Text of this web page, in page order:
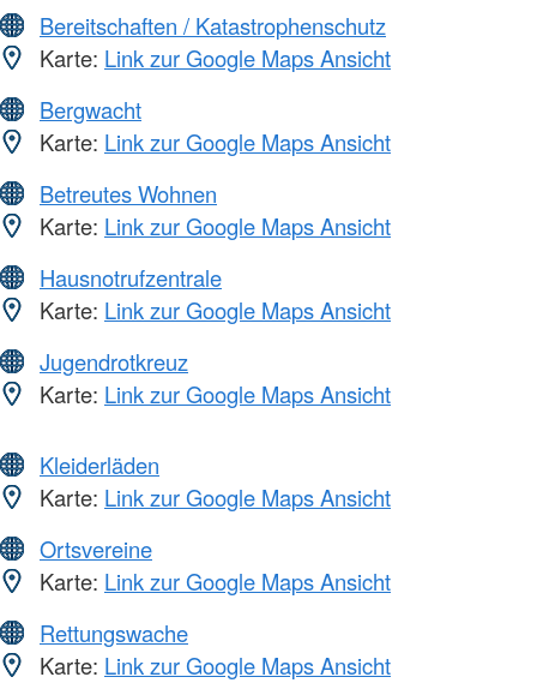
Bereitschaften / Katastrophenschutz
Karte: Link zur Google Maps Ansicht
Bergwacht
Karte: Link zur Google Maps Ansicht
Betreutes Wohnen
Karte: Link zur Google Maps Ansicht
Hausnotrufzentrale
Karte: Link zur Google Maps Ansicht
Jugendrotkreuz
Karte: Link zur Google Maps Ansicht
Kleiderläden
Karte: Link zur Google Maps Ansicht
Ortsvereine
Karte: Link zur Google Maps Ansicht
Rettungswache
Karte: Link zur Google Maps Ansicht